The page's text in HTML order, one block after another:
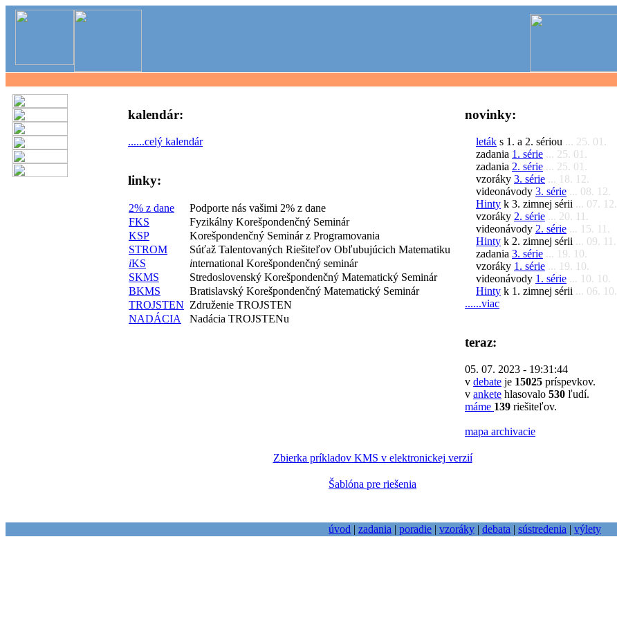
kalendár:
......celý kalendár
linky:
2% z dane
Podporte nás vašimi 2% z dane
FKS
Fyzikálny Korešpondenčný Seminár
KSP
Korešpondenčný Seminár z Programovania
STROM
Súťaž Talentovaných Riešiteľov Obľubujúcich Matematiku
iKS international Korešpondenčný seminár
SKMS
Stredoslovenský Korešpondenčný Matematický Seminár
BKMS
Bratislavský Korešpondenčný Matematický Seminár
TROJSTEN Združenie TROJSTEN
NADÁCIA
Nadácia TROJSTENu
novinky:
leták s 1. a 2. sériou ... 25. 01.
zadania 1. série ... 25. 01.
zadania 2. série ... 25. 01.
vzoráky 3. série ... 18. 12.
videonávody 3. série ... 08. 12.
Hinty k 3. zimnej sérii ... 07. 12.
vzoráky 2. série ... 20. 11.
videonávody 2. série ... 15. 11.
Hinty k 2. zimnej sérii ... 09. 11.
zadania 3. série ... 19. 10.
vzoráky 1. série ... 19. 10.
videonávody 1. série ... 10. 10.
Hinty k 1. zimnej sérii ... 06. 10.
......viac
teraz:
05. 07. 2023 - 19:31:44
v debate je 15025 príspevkov.
v ankete hlasovalo 530 ľudí.
máme 139 riešiteľov.
mapa archivacie
Zbierka príkladov KMS v elektronickej verzií
Šablóna pre riešenia
úvod | zadania | poradie | vzoráky | debata | sústredenia | výlety